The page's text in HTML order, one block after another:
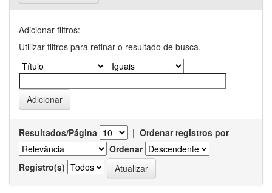
Adicionar filtros:
Utilizar filtros para refinar o resultado de busca.
Resultados/Página | Ordenar registros por
Ordenar
Registro(s)